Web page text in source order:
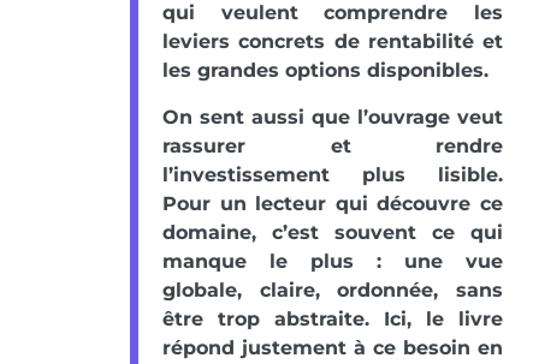
qui veulent comprendre les
leviers concrets de rentabilité et
les grandes options disponibles.
On sent aussi que l’ouvrage veut
rassurer et rendre
l’investissement plus lisible.
Pour un lecteur qui découvre ce
domaine, c’est souvent ce qui
manque le plus : une vue
globale, claire, ordonnée, sans
être trop abstraite. Ici, le livre
répond justement à ce besoin en